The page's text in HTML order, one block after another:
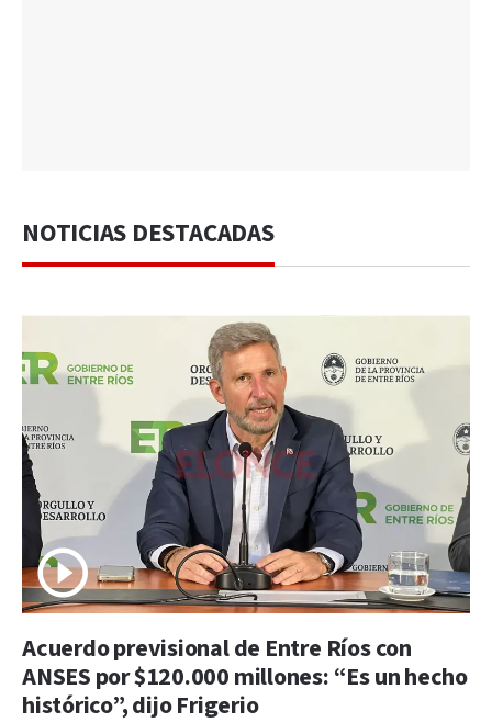
NOTICIAS DESTACADAS
Acuerdo previsional de Entre Ríos con
ANSES por $120.000 millones: “Es un hecho
histórico”, dijo Frigerio